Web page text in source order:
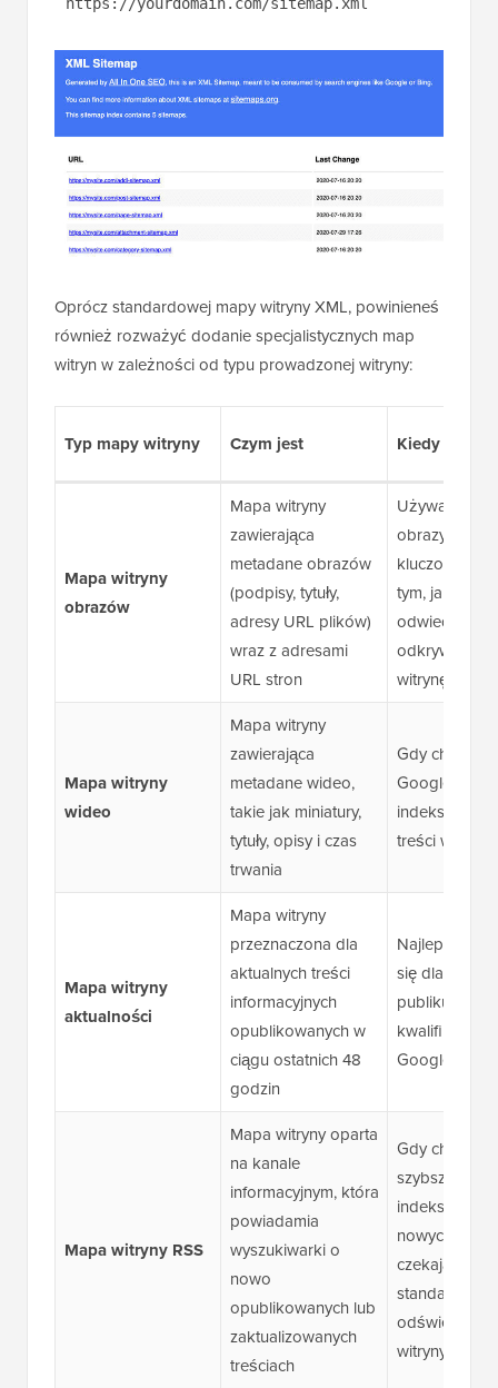
Oprócz standardowej mapy witryny XML, powinieneś
również rozważyć dodanie specjalistycznych map
witryn w zależności od typu prowadzonej witryny:
Typ mapy witryny Czym jest Kiedy jej
Mapa witryny
obrazów
Mapa witryny
zawierająca
metadane obrazów
(podpisy, tytuły,
adresy URL plików)
wraz z adresami
URL stron
Używaj jej,
obrazy
kluczową
tym, jak
odwiedzający
odkrywają
witrynę
Mapa witryny
wideo
Mapa witryny
zawierająca
metadane wideo,
takie jak miniatury,
tytuły, opisy i czas
trwania
Gdy chcesz,
Google
indeksował
treści wideo
Mapa witryny
aktualności
Mapa witryny
przeznaczona dla
aktualnych treści
informacyjnych
opublikowanych w
ciągu ostatnich 48
godzin
Najlepiej
się dla
publikujesz
kwalifikujące
Google News
Mapa witryny RSS
Mapa witryny oparta
na kanale
informacyjnym, która
powiadamia
wyszukiwarki o
nowo
opublikowanych lub
zaktualizowanych
treściach
Gdy chcesz
szybszego
indeksowania
nowych
czekając na
standardowe
odświeżenie
witryny